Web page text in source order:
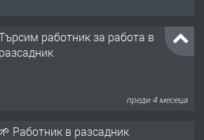
работник за работа в
разсадник
преди 4 месеца
🌱 Работник в разсадник